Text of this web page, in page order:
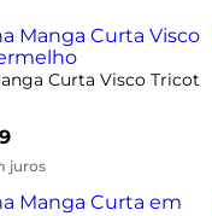
Curta Visco Tricot
juros